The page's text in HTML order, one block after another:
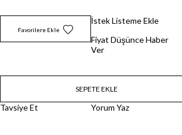
Favorilere Ekle
İstek Listeme Ekle
Fiyat Düşünce Haber
Ver
Tavsiye Et Yorum Yaz